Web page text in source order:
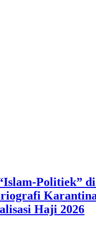
Politiek”
Haji 2026